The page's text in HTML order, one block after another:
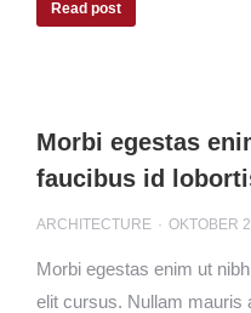
Read post
Morbi egestas
faucibus id
ARCHITECTURE OKTOBER
Morbi egestas enim ut
elit cursus. Nullam mauris